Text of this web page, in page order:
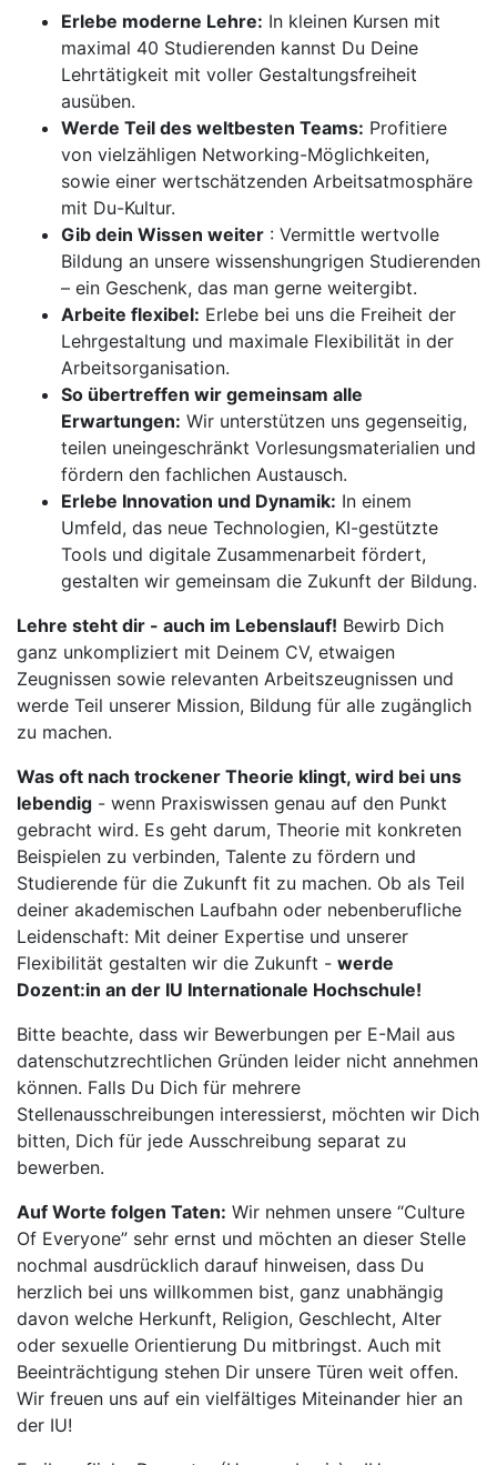
Erlebe moderne Lehre: In kleinen Kursen mit
maximal 40 Studierenden kannst Du Deine
Lehrtätigkeit mit voller Gestaltungsfreiheit
ausüben.
Werde Teil des weltbesten Teams: Profitiere
von vielzähligen Networking-Möglichkeiten,
sowie einer wertschätzenden Arbeitsatmosphäre
mit Du-Kultur.
Gib dein Wissen weiter : Vermittle wertvolle
Bildung an unsere wissenshungrigen Studierenden
– ein Geschenk, das man gerne weitergibt.
Arbeite flexibel: Erlebe bei uns die Freiheit der
Lehrgestaltung und maximale Flexibilität in der
Arbeitsorganisation.
So übertreffen wir gemeinsam alle
Erwartungen: Wir unterstützen uns gegenseitig,
teilen uneingeschränkt Vorlesungsmaterialien und
fördern den fachlichen Austausch.
Erlebe Innovation und Dynamik: In einem
Umfeld, das neue Technologien, KI-gestützte
Tools und digitale Zusammenarbeit fördert,
gestalten wir gemeinsam die Zukunft der Bildung.
Lehre steht dir - auch im Lebenslauf! Bewirb Dich
ganz unkompliziert mit Deinem CV, etwaigen
Zeugnissen sowie relevanten Arbeitszeugnissen und
werde Teil unserer Mission, Bildung für alle zugänglich
zu machen.
Was oft nach trockener Theorie klingt, wird bei uns
lebendig - wenn Praxiswissen genau auf den Punkt
gebracht wird. Es geht darum, Theorie mit konkreten
Beispielen zu verbinden, Talente zu fördern und
Studierende für die Zukunft fit zu machen. Ob als Teil
deiner akademischen Laufbahn oder nebenberufliche
Leidenschaft: Mit deiner Expertise und unserer
Flexibilität gestalten wir die Zukunft - werde
Dozent:in an der IU Internationale Hochschule!
Bitte beachte, dass wir Bewerbungen per E-Mail aus
datenschutzrechtlichen Gründen leider nicht annehmen
können. Falls Du Dich für mehrere
Stellenausschreibungen interessierst, möchten wir Dich
bitten, Dich für jede Ausschreibung separat zu
bewerben.
Auf Worte folgen Taten: Wir nehmen unsere “Culture
Of Everyone” sehr ernst und möchten an dieser Stelle
nochmal ausdrücklich darauf hinweisen, dass Du
herzlich bei uns willkommen bist, ganz unabhängig
davon welche Herkunft, Religion, Geschlecht, Alter
oder sexuelle Orientierung Du mitbringst. Auch mit
Beeinträchtigung stehen Dir unsere Türen weit offen.
Wir freuen uns auf ein vielfältiges Miteinander hier an
der IU!